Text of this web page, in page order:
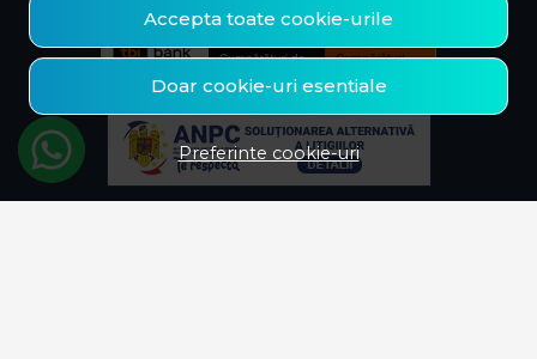
Accepta toate cookie-urile
Doar cookie-uri esentiale
Preferinte cookie-uri